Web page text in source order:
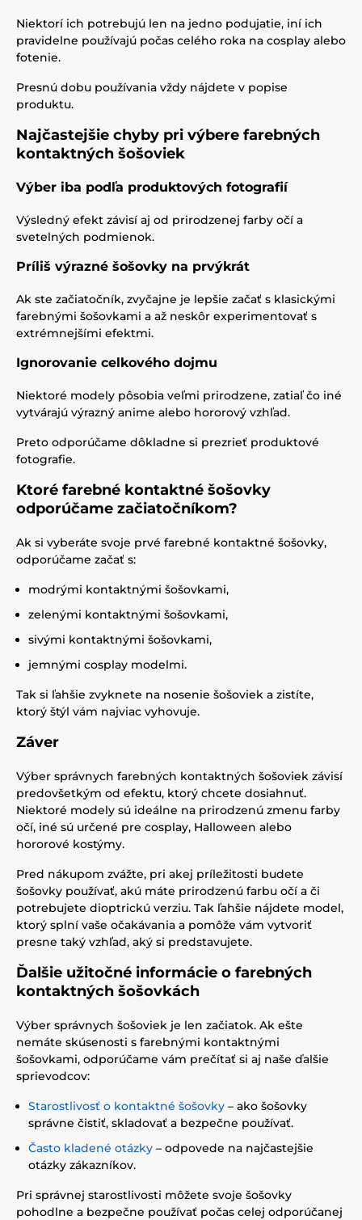
Niektorí ich potrebujú len na jedno podujatie, iní ich
pravidelne používajú počas celého roka na cosplay alebo
fotenie.
Presnú dobu používania vždy nájdete v popise
produktu.
Najčastejšie chyby pri výbere farebných
kontaktných šošoviek
Výber iba podľa produktových fotografií
Výsledný efekt závisí aj od prirodzenej farby očí a
svetelných podmienok.
Príliš výrazné šošovky na prvýkrát
Ak ste začiatočník, zvyčajne je lepšie začať s klasickými
farebnými šošovkami a až neskôr experimentovať s
extrémnejšími efektmi.
Ignorovanie celkového dojmu
Niektoré modely pôsobia veľmi prirodzene, zatiaľ čo iné
vytvárajú výrazný anime alebo hororový vzhľad.
Preto odporúčame dôkladne si prezrieť produktové
fotografie.
Ktoré farebné kontaktné šošovky
odporúčame začiatočníkom?
Ak si vyberáte svoje prvé farebné kontaktné šošovky,
odporúčame začať s:
modrými kontaktnými šošovkami,
zelenými kontaktnými šošovkami,
sivými kontaktnými šošovkami,
jemnými cosplay modelmi.
Tak si ľahšie zvyknete na nosenie šošoviek a zistíte,
ktorý štýl vám najviac vyhovuje.
Záver
Výber správnych farebných kontaktných šošoviek závisí
predovšetkým od efektu, ktorý chcete dosiahnuť.
Niektoré modely sú ideálne na prirodzenú zmenu farby
očí, iné sú určené pre cosplay, Halloween alebo
hororové kostýmy.
Pred nákupom zvážte, pri akej príležitosti budete
šošovky používať, akú máte prirodzenú farbu očí a či
potrebujete dioptrickú verziu. Tak ľahšie nájdete model,
ktorý splní vaše očakávania a pomôže vám vytvoriť
presne taký vzhľad, aký si predstavujete.
Ďalšie užitočné informácie o farebných
kontaktných šošovkách
Výber správnych šošoviek je len začiatok. Ak ešte
nemáte skúsenosti s farebnými kontaktnými
šošovkami, odporúčame vám prečítať si aj naše ďalšie
sprievodcov:
Starostlivosť o kontaktné šošovky – ako šošovky
správne čistiť, skladovať a bezpečne používať.
Často kladené otázky – odpovede na najčastejšie
otázky zákazníkov.
Pri správnej starostlivosti môžete svoje šošovky
pohodlne a bezpečne používať počas celej odporúčanej